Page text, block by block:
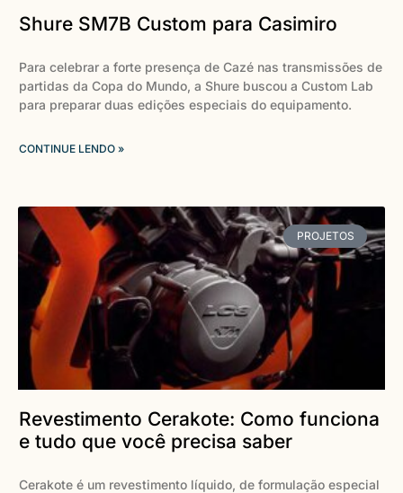
Shure SM7B Custom para Casimiro
Para celebrar a forte presença de Cazé nas transmissões de
partidas da Copa do Mundo, a Shure buscou a Custom Lab
para preparar duas edições especiais do equipamento.
CONTINUE LENDO »
PROJETOS
Revestimento Cerakote: Como funciona
e tudo que você precisa saber
Cerakote é um revestimento líquido, de formulação especial